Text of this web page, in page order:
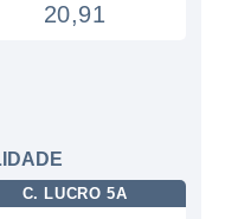
20,91
C. LUCRO 5A